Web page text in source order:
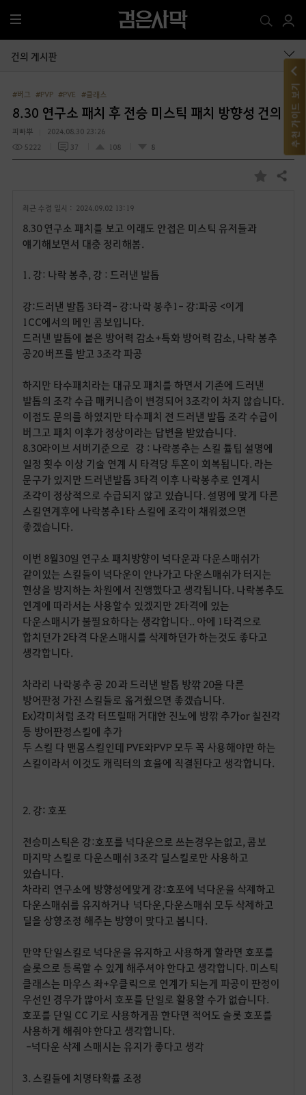
전
체
메
건의 게시판
#버그 #PVP #PVE #클래스
8.30 연구소 패치 후 전승 미스틱 패치 방향성 건의
피빠뿌
2024.08.30 23:26
5222
37 108 8
즐
공유하기
최근 수정 일시 : 2024.09.02 13:19
8.30 연구소 패치를 보고 이래도 안접은 미스틱 유저들과
얘기해보면서 대충 정리해봄.
1. 강: 나락 봉추, 강 : 드러낸 발톱
강:드러낸 발톱 3타격- 강:나락 봉추1- 강:파공 <이게
1CC에서의 메인 콤보입니다.
드러낸 발톱에 붙은 방어력 감소+특화 방어력 감소, 나락 봉추
공20버프를 받고 3조각 파공
하지만 타수패치라는 대규모 패치를 하면서 기존에 드러낸
발톱의 조각 수급 매커니즘이 변경되어 3조각이 차지 않습니다.
이점도 문의를 하였지만 타수패치 전 드러낸 발톱 조각 수급이
버그고 패치 이후가 정상이라는 답변을 받았습니다.
8.30라이브 서버기준으로 강 : 나락봉추는 스킬 튤팁 설명에
일정 횟수 이상 기술 연계 시 타격당 투혼이 회복됩니다. 라는
문구가 있지만 드러낸발톱 3타격 이후 나락봉추로 연계시
조각이 정상적으로 수급되지 않고 있습니다. 설명에 맞게 다른
스킬연계후에 나락봉추1 타 스킬에 조각이 채워졌으면
좋겠습니다.
이번 8월30일 연구소 패치방향이 넉다운과 다운스매쉬가
같이있는 스킬들이 넉다운이 안나가고 다운스매쉬가 터지는
현상을 방지하는 차원에서 진행했다고 생각됩니다. 나락봉추도
연계에 따라서는 사용할수 있겠지만 2타격에 있는
다운스매시가 불필요하다는 생각합니다.. 아에 1 타격으로
합치던가 2타격 다운스매시를 삭제하던가 하는것도 좋다고
생각합니다.
차라리 나락봉추 공 20과 드러낸 발톱 방깎 20을 다른
방어판정 가진 스킬들로 옮겨줬으면 좋겠습니다.
Ex)각미처럼 조각 터뜨릴때 거대한 진노에 방깎 추가or 칠진각
등 방어판정스킬에 추가
두 스킬 다 맨몸스킬인데 PVE와PVP모두 꼭 사용해야만 하는
스킬이라서 이것도 캐릭터의 효율에 직결된다고 생각합니다.
2. 강: 호포
전승미스틱은 강:호포를 넉다운으로 쓰는경우는없고, 콤보
마지막 스킬로 다운스매쉬 3조각 딜스킬로만 사용하고
있습니다.
차라리 연구소에 방향성에맞게 강:호포에 넉다운을 삭제하고
다운스매쉬를 유지하거나 넉다운,다운스매쉬 모두 삭제하고
딜을 상향조정 해주는 방향이 맞다고 봅니다.
만약 단일스킬로 넉다운을 유지하고 사용하게 할라면 호포를
슬롯으로 등록할 수 있게 해주셔야 한다고 생각합니다. 미스틱
클래스는 마우스 좌+우클릭으로 연계가 되는게 파공이 판정이
우선인 경우가 많아서 호포를 단일로 활용할 수가 없습니다.
호포를 단일 CC 기로 사용하게끔 한다면 적어도 슬롯 호포를
사용하게 해줘야 한다고 생각합니다.
-넉다운 삭제 스매시는 유지가 좋다고 생각
3. 스킬들에 치명타확률 조정
추천 가이드 보기